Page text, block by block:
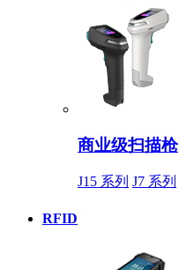
商业级扫描枪
J15 系列 J7 系列
RFID